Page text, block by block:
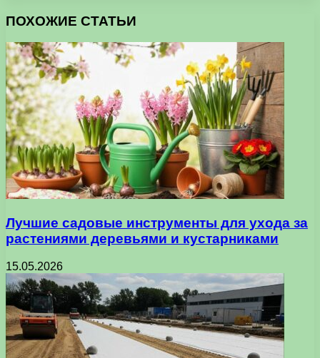
ПОХОЖИЕ СТАТЬИ
Лучшие садовые инструменты для ухода за
растениями деревьями и кустарниками
15.05.2026